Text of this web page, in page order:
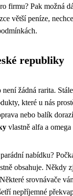
firmu? Pak možná
větší peníze,
republiky
žádná rarita.
které u nás
nebo balík
vlastně alfa a
nabídku?
obsahuje. Někdy
srovnávače
nepříjemné